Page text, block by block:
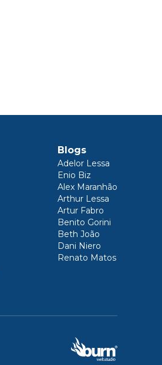
Blogs
Adelor Lessa
Enio Biz
Alex Maranhão
Arthur Lessa
Artur Fabro
Benito Gorini
Beth João
Dani Niero
Renato Matos